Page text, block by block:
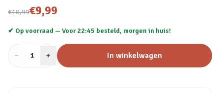
€10,99
Nu voor
€9,99
✔ Op voorraad —Voor 22:45 besteld, morgen in huis!
− Aantal
1 + In winkelwagen